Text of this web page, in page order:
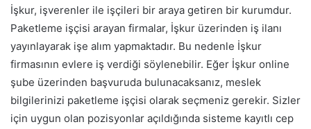
İşkur, işverenler ile işçileri bir araya getiren bir kurumdur.
Paketleme işçisi arayan firmalar, İşkur üzerinden iş ilanı
yayınlayarak işe alım yapmaktadır. Bu nedenle İşkur
firmasının evlere iş verdiği söylenebilir. Eğer İşkur online
şube üzerinden başvuruda bulunacaksanız, meslek
bilgilerinizi paketleme işçisi olarak seçmeniz gerekir. Sizler
için uygun olan pozisyonlar açıldığında sisteme kayıtlı cep